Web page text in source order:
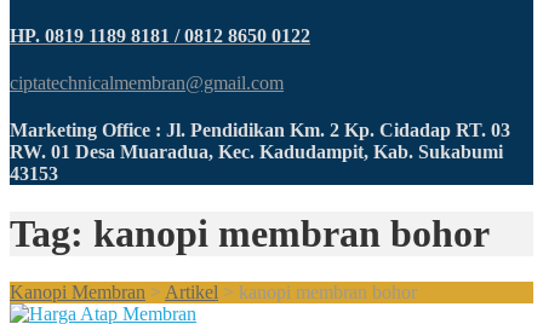
HP. 0819 1189 8181 / 0812 8650 0122
ciptatechnicalmembran@gmail.com
Marketing Office : Jl. Pendidikan Km. 2 Kp. Cidadap RT. 03
RW. 01 Desa Muaradua, Kec. Kadudampit, Kab. Sukabumi
43153
Tag: kanopi membran bohor
Kanopi Membran > Artikel > kanopi membran bohor